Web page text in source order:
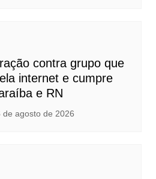
contra grupo que
internet e cumpre
e RN
de agosto de 2026